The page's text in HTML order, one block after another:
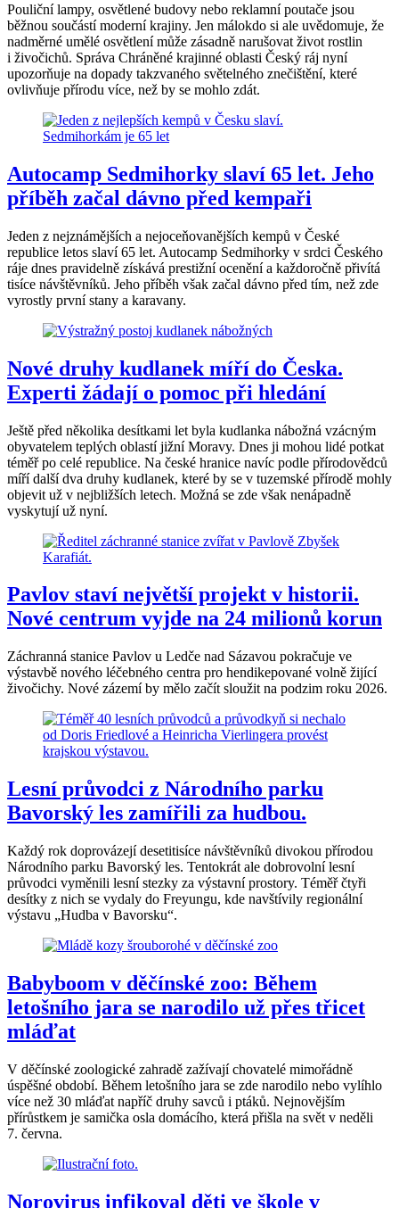
Pouliční lampy, osvětlené budovy nebo reklamní poutače jsou
běžnou součástí moderní krajiny. Jen málokdo si ale uvědomuje, že
nadměrné umělé osvětlení může zásadně narušovat život rostlin
i živočichů. Správa Chráněné krajinné oblasti Český ráj nyní
upozorňuje na dopady takzvaného světelného znečištění, které
ovlivňuje přírodu více, než by se mohlo zdát.
Autocamp Sedmihorky slaví 65 let. Jeho
příběh začal dávno před kempaři
Jeden z nejznámějších a nejoceňovanějších kempů v České
republice letos slaví 65 let. Autocamp Sedmihorky v srdci Českého
ráje dnes pravidelně získává prestižní ocenění a každoročně přivítá
tisíce návštěvníků. Jeho příběh však začal dávno před tím, než zde
vyrostly první stany a karavany.
Nové druhy kudlanek míří do Česka.
Experti žádají o pomoc při hledání
Ještě před několika desítkami let byla kudlanka nábožná vzácným
obyvatelem teplých oblastí jižní Moravy. Dnes ji mohou lidé potkat
téměř po celé republice. Na české hranice navíc podle přírodovědců
míří další dva druhy kudlanek, které by se v tuzemské přírodě mohly
objevit už v nejbližších letech. Možná se zde však nenápadně
vyskytují už nyní.
Pavlov staví největší projekt v historii.
Nové centrum vyjde na 24 milionů korun
Záchranná stanice Pavlov u Ledče nad Sázavou pokračuje ve
výstavbě nového léčebného centra pro hendikepované volně žijící
živočichy. Nové zázemí by mělo začít sloužit na podzim roku 2026.
Lesní průvodci z Národního parku
Bavorský les zamířili za hudbou.
Každý rok doprovázejí desetitisíce návštěvníků divokou přírodou
Národního parku Bavorský les. Tentokrát ale dobrovolní lesní
průvodci vyměnili lesní stezky za výstavní prostory. Téměř čtyři
desítky z nich se vydaly do Freyungu, kde navštívily regionální
výstavu „Hudba v Bavorsku“.
Babyboom v děčínské zoo: Během
letošního jara se narodilo už přes třicet
mláďat
V děčínské zoologické zahradě zažívají chovatelé mimořádně
úspěšné období. Během letošního jara se zde narodilo nebo vylíhlo
více než 30 mláďat napříč druhy savců i ptáků. Nejnovějším
přírůstkem je samička osla domácího, která přišla na svět v neděli
7. června.
Norovirus infikoval děti ve škole v